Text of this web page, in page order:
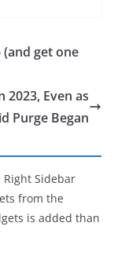
get one
2023, Even as
Purge Began
Sidebar
from the
is added than